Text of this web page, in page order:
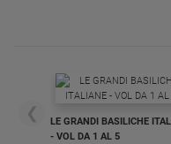
❮
LE GRANDI BASILICHE
- VOL DA 1 AL 5